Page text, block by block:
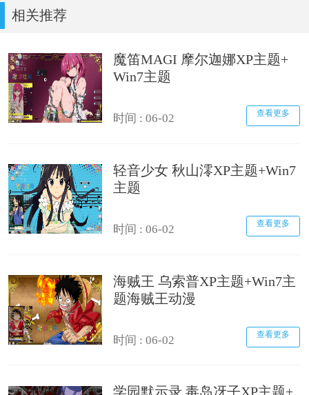
相关推荐
魔笛MAGI 摩尔迦娜XP主题+
Win7主题
时间 : 06-02 查看更多
轻音少女 秋山澪XP主题+Win7
主题
时间 : 06-02 查看更多
海贼王 乌索普XP主题+Win7主
题海贼王动漫
时间 : 06-02 查看更多
学园默示录 毒岛冴子XP主题+